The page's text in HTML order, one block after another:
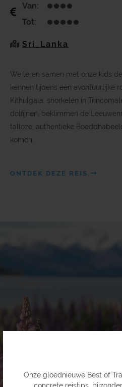
Onze gloednieuwe Best of
Van:
Tot:
Sri_Lanka
We leren samen met onze kids
kennen tijdens een avontuurlijke
Kithulgala, snorkelen in
dolfijnen, beklimmen de
talloze, authentieke
komen.
ONTDEK DEZE REIS